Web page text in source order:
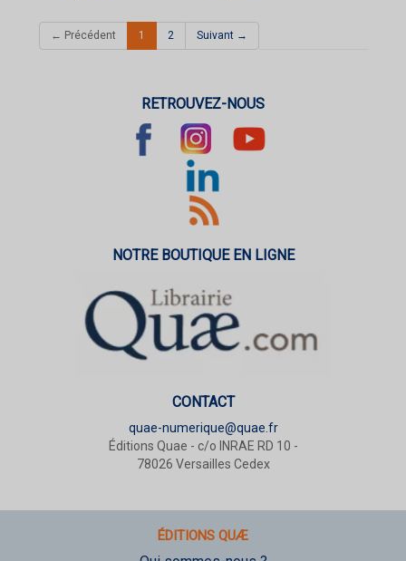
← Précédent 1 (current)
2 Suivant →
RETROUVEZ-NOUS
NOTRE BOUTIQUE EN LIGNE
CONTACT
quae-numerique@quae.fr
Éditions Quae - c/o INRAE RD 10 -
78026 Versailles Cedex
ÉDITIONS QUÆ